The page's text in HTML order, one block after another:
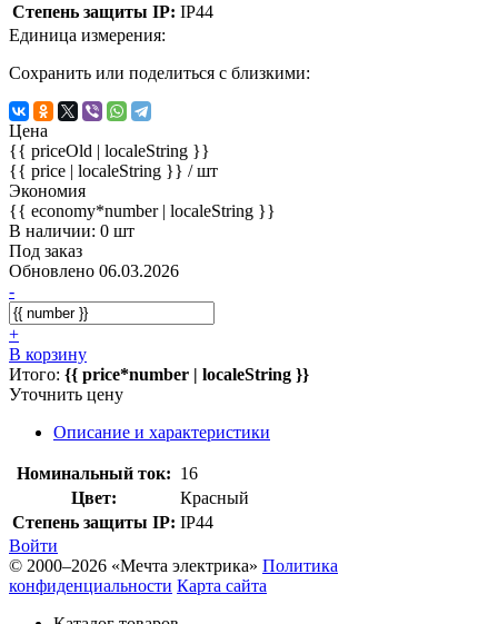
Степень защиты IP: IP44
Единица измерения:
Сохранить или поделиться с близкими:
Цена
{{ priceOld | localeString }}
{{ price | localeString }} / шт
Экономия
{{ economy*number | localeString }}
В наличии: 0 шт
Под заказ
Обновлено 06.03.2026
-
+
В корзину
Итого: {{ price*number | localeString }}
Уточнить цену
Описание и характеристики
Номинальный ток: 16
Цвет:
Красный
Степень защиты IP: IP44
Войти
© 2000–2026 «Мечта электрика» Политика
конфиденциальности Карта сайта